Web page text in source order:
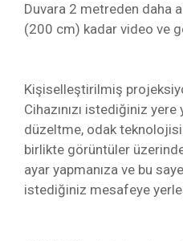
Duvara 2 metreden daha
(200 cm) kadar video ve
Kişiselleştirilmiş
Cihazınızı istediğiniz
düzeltme, odak
birlikte görüntüler
ayar yapmanıza ve bu
istediğiniz mesafeye